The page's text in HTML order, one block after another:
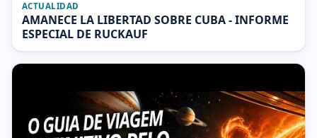
ACTUALIDAD
AMANECE LA LIBERTAD SOBRE CUBA - INFORME
ESPECIAL DE RUCKAUF